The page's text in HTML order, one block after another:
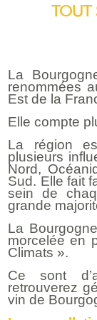
TOUT
La
renommées
Est de la
Elle compte
La région
plusieurs
Nord,
Sud. Elle fait
sein de
grande
La
morcelée en
Climats ».
Ce sont
retrouverez
vin de